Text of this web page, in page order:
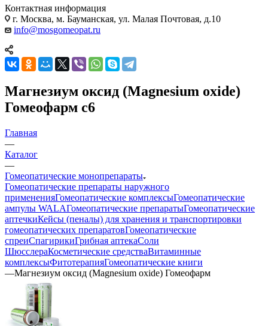
Контактная информация
г. Москва, м. Бауманская, ул. Малая Почтовая, д.10
info@mosgomeopat.ru
Магнезиум оксид (Magnesium oxide)
Гомеофарм c6
Главная
—
Каталог
—
Гомеопатические монопрепараты
Гомеопатические препараты наружного
примененияГомеопатические комплексыГомеопатические
ампулы WALAГомеопатические препаратыГомеопатические
аптечкиКейсы (пеналы) для хранения и транспортировки
гомеопатических препаратовГомеопатические
спреиСпагирикиГрибная аптекаСоли
ШюсслераКосметические средстваВитаминные
комплексыФитотерапияГомеопатические книги
—Магнезиум оксид (Magnesium oxide) Гомеофарм